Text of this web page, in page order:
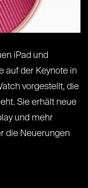
iPad und
auf der Keynote in
vorgestellt, die
Sie erhält neue
und mehr
die Neuerungen